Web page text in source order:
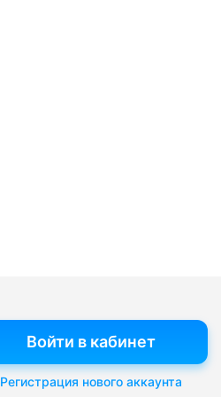
Войти в кабинет
Регистрация нового аккаунта